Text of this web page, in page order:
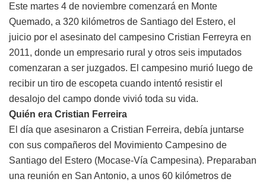
Este martes 4 de noviembre comenzará en Monte
Quemado, a 320 kilómetros de Santiago del Estero, el
juicio por el asesinato del campesino Cristian Ferreyra en
2011, donde un empresario rural y otros seis imputados
comenzaran a ser juzgados. El campesino murió luego de
recibir un tiro de escopeta cuando intentó resistir el
desalojo del campo donde vivió toda su vida.
Quién era Cristian Ferreira
El día que asesinaron a Cristian Ferreira, debía juntarse
con sus compañeros del Movimiento Campesino de
Santiago del Estero (Mocase-Vía Campesina). Preparaban
una reunión en San Antonio, a unos 60 kilómetros de